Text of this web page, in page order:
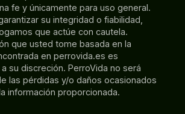
fe y únicamente para uso general.
su integridad o fiabilidad,
que actúe con cautela.
que usted tome basada en la
en perrovida.es es
su discreción. PerroVida no será
las pérdidas y/o daños ocasionados
información proporcionada.